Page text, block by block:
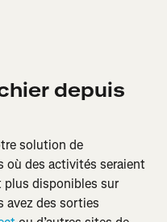
depuis
solution de
où des activités seraient
plus disponibles sur
avez des sorties